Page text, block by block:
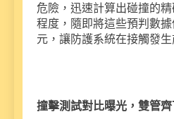
危險，迅速計算出碰撞的
程度，隨即將這些預判數
元，讓防護系統在接觸發
撞擊測試對比曝光，雙管